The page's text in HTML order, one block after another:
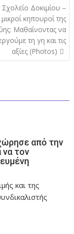
Δοκιμίου –
κηπουροί της
Μαθαίνοντας να
τη γη και τις
αξίες (Photos)
από την
να τον
και της